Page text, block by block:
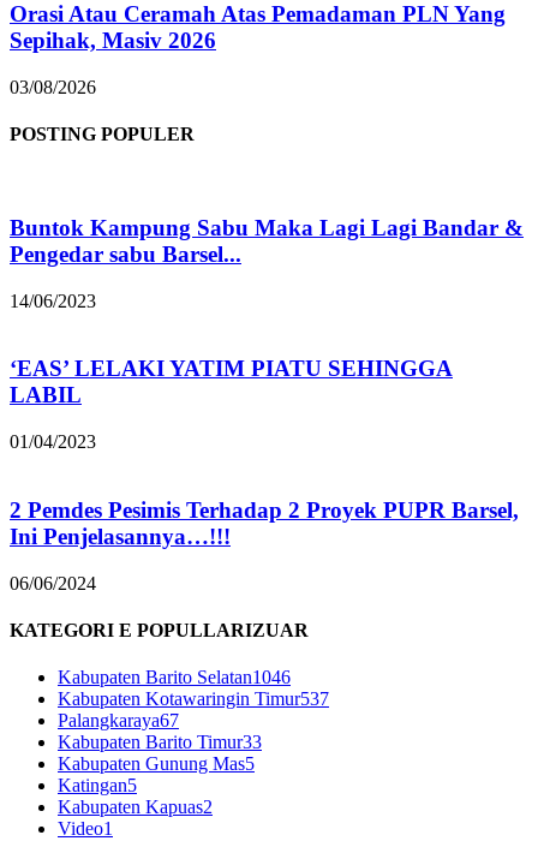
Orasi Atau Ceramah Atas Pemadaman PLN Yang
Sepihak, Masiv 2026
03/08/2026
POSTING POPULER
Buntok Kampung Sabu Maka Lagi Lagi Bandar &
Pengedar sabu Barsel...
14/06/2023
‘EAS’ LELAKI YATIM PIATU SEHINGGA
LABIL
01/04/2023
2 Pemdes Pesimis Terhadap 2 Proyek PUPR Barsel,
Ini Penjelasannya…!!!
06/06/2024
KATEGORI E POPULLARIZUAR
Kabupaten Barito Selatan1046
Kabupaten Kotawaringin Timur537
Palangkaraya67
Kabupaten Barito Timur33
Kabupaten Gunung Mas5
Katingan5
Kabupaten Kapuas2
Video1